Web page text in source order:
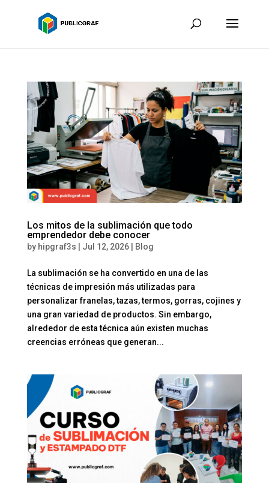
Los mitos de la sublimación que todo
emprendedor debe conocer
by hipgraf3s | Jul 12, 2026| Blog
La sublimación se ha convertido en una de las
técnicas de impresión más utilizadas para
personalizar franelas, tazas, termos, gorras, cojines y
una gran variedad de productos. Sin embargo,
alrededor de esta técnica aún existen muchas
creencias erróneas que generan...